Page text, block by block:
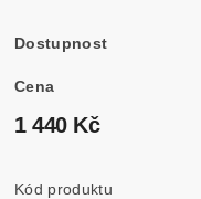
Dostupnost
Cena
1 440 Kč
Kód produktu